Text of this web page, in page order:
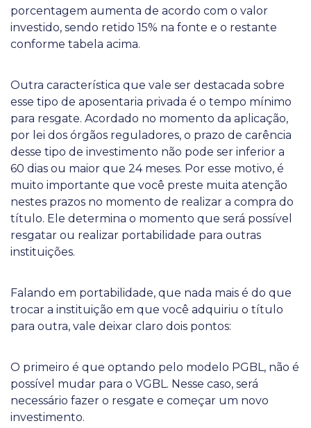
porcentagem aumenta de acordo com o valor
investido, sendo retido 15% na fonte e o restante
conforme tabela acima.
Outra característica que vale ser destacada sobre
esse tipo de aposentaria privada é o tempo mínimo
para resgate. Acordado no momento da aplicação,
por lei dos órgãos reguladores, o prazo de carência
desse tipo de investimento não pode ser inferior a
60 dias ou maior que 24 meses. Por esse motivo, é
muito importante que você preste muita atenção
nestes prazos no momento de realizar a compra do
título. Ele determina o momento que será possível
resgatar ou realizar portabilidade para outras
instituições.
Falando em portabilidade, que nada mais é do que
trocar a instituição em que você adquiriu o título
para outra, vale deixar claro dois pontos:
O primeiro é que optando pelo modelo PGBL, não é
possível mudar para o VGBL. Nesse caso, será
necessário fazer o resgate e começar um novo
investimento.